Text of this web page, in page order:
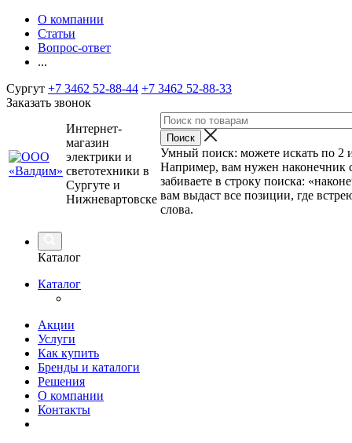
О компании
Статьи
Вопрос-ответ
...
Сургут +7 3462 52-88-44 +7 3462 52-88-33
Заказать звонок
Интернет-
магазин
электрики и
светотехники в
Сургуте и
Нижневартовске
Умный поиск: можете искать по 2
Например, вам нужен наконечник
забиваете в строку поиска:
вам выдаст все позиции, где
слова.
Каталог
Каталог
Акции
Услуги
Как купить
Бренды и каталоги
Решения
О компании
Контакты